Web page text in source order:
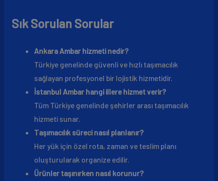
Sık Sorulan Sorular
Ankara Ambar hizmeti nedir?
Türkiye genelinde güvenli ve hızlı taşımacılık
sağlayan profesyonel bir lojistik hizmetidir.
İstanbul Ambar hangi illere hizmet verir?
Tüm Türkiye genelinde şehirler arası taşımacılık
hizmeti sunar.
Taşımacılık süreci nasıl planlanır?
Her yük için özel rota, zaman ve teslim planı
oluşturularak organize edilir.
Ürünler taşınırken nasıl korunur?